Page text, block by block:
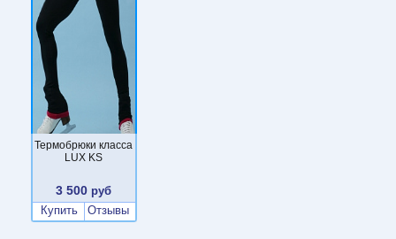
Термобрюки класса
LUX KS
3 500 руб
Купить
Отзывы